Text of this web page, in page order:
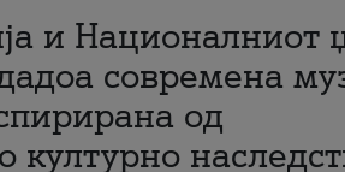
и Националниот
современа
од
културно